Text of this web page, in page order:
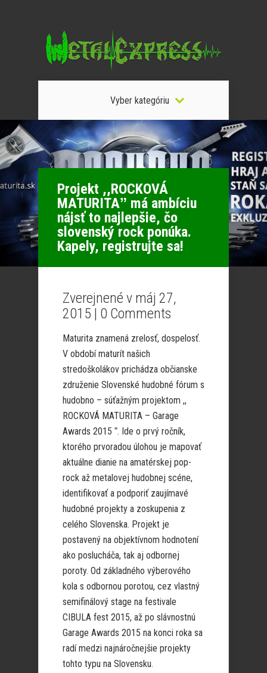
Vyber kategóriu
Projekt ,,ROCKOVÁ
MATURITAˮ má ambíciu
nájsť to najlepšie, čo
slovenský rock ponúka.
Kapely, registrujte sa!
Zverejnené v máj 27,
2015 | 0 Comments
Maturita znamená zrelosť, dospelosť.
V období maturít našich
stredoškolákov prichádza občianske
združenie Slovenské hudobné fórum s
hudobno – súťažným projektom ,,
ROCKOVÁ MATURITA – Garage
Awards 2015 ˮ. Ide o prvý ročník,
ktorého prvoradou úlohou je mapovať
aktuálne dianie na amatérskej pop-
rock až metalovej hudobnej scéne,
identifikovať a podporiť zaujímavé
hudobné projekty a zoskupenia z
celého Slovenska. Projekt je
postavený na objektívnom hodnotení
ako poslucháča, tak aj odbornej
poroty. Od základného výberového
kola s odbornou porotou, cez vlastný
semifinálový stage na festivale
CIBULA fest 2015, až po slávnostnú
Garage Awards 2015 na konci roka sa
radí medzi najnáročnejšie projekty
tohto typu na Slovensku.